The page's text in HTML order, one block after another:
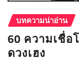
บทความน่าอ่าน
60 ความเชื่
ดวงเฮง